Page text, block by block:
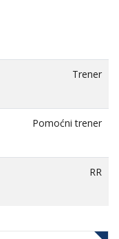
Trener
Pomoćni trener
RR